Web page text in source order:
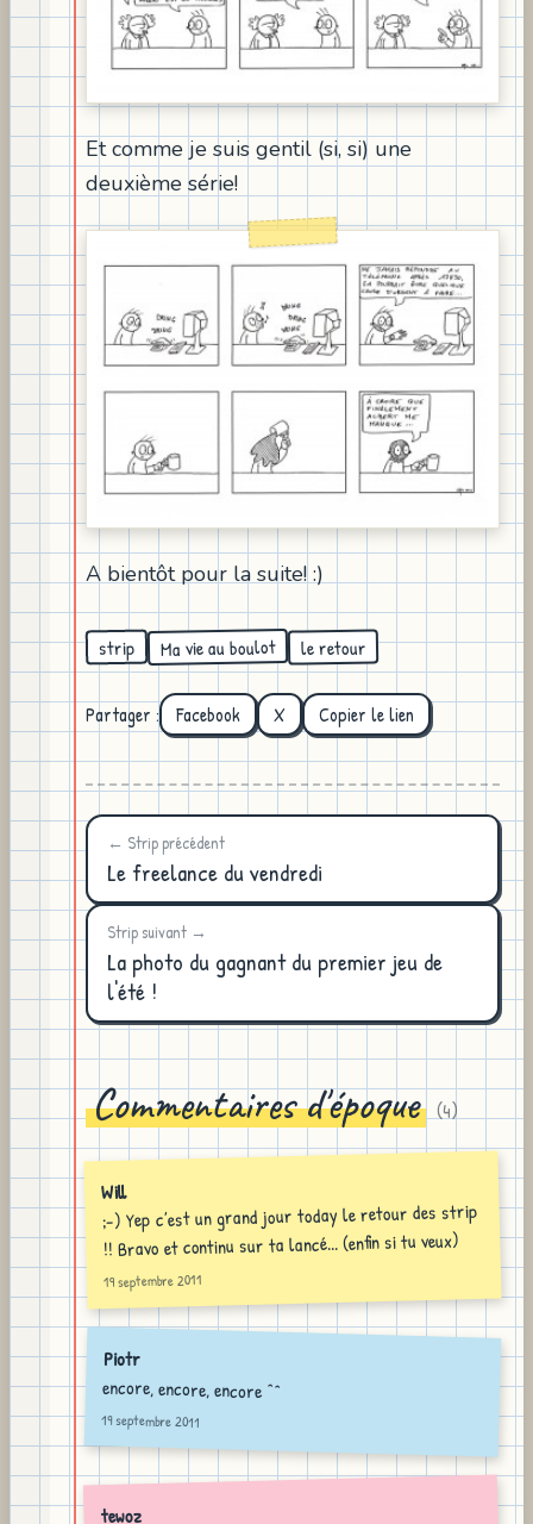
Et comme je suis gentil (si, si) une
deuxième série!
A bientôt pour la suite! :)
strip Ma vie au boulot le retour
Partager : Facebook X Copier le lien
← Strip précédent
Le freelance du vendredi
Strip suivant →
La photo du gagnant du premier jeu de
l'été !
Commentaires d'époque (4)
Will
;-) Yep c’est un grand jour today le retour des strip
!! Bravo et continu sur ta lancé... (enfin si tu veux)
19 septembre 2011
Piotr
encore, encore, encore ^^
19 septembre 2011
tewoz